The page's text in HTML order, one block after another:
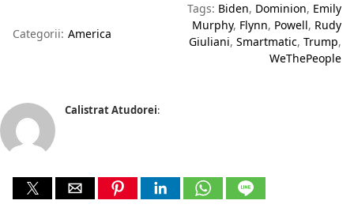
Categorii: America
Tags: Biden Dominion Emily
Murphy Flynn Powell Rudy
Giuliani Smartmatic Trump
WeThePeople
Calistrat Atudorei: